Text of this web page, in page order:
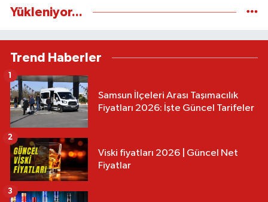
Yükleniyor...
Trend Haberler
Samsun İlçeleri Arası Taşımacılık
Fiyatları 2026: İşte Güncel Tarifeler
1
Viski fiyatları 2026 | Güncel Net
Fiyatlar
2
3